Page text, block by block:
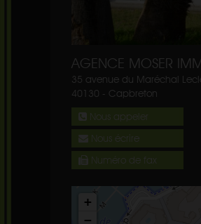
AGENCE MOSER
35 avenue du Maréchal
40130 - Capbreton
Nous appeler
Nous écrire
Numéro de fax
+
−